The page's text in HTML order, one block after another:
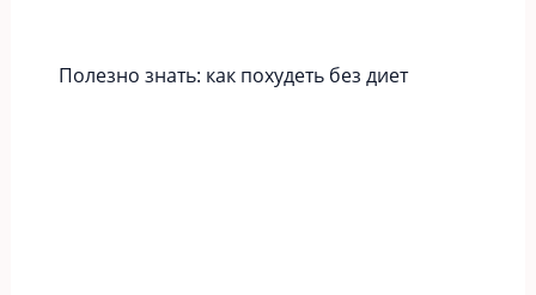
Полезно знать: как похудеть без диет